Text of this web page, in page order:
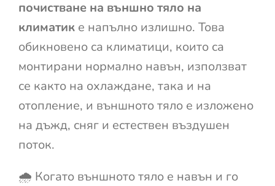
почистване на външно тяло на
климатике напълно излишно. Това
обикновено са климатици, които са
монтирани нормално навън, използват
се както на охлаждане, така и на
отопление, и външното тяло е изложено
на дъжд, сняг и естествен въздушен
поток.
🌧️ Когато външното тяло е навън и го